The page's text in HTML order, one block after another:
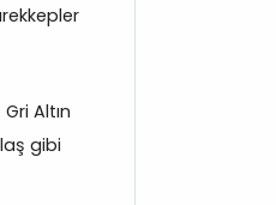
Altın
gibi